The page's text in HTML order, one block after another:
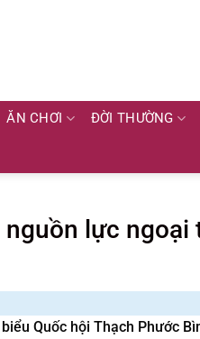
ĂN CHƠI ĐỜI THƯỜNG
nguồn lực ngoại
Quốc hội Thạch Phước